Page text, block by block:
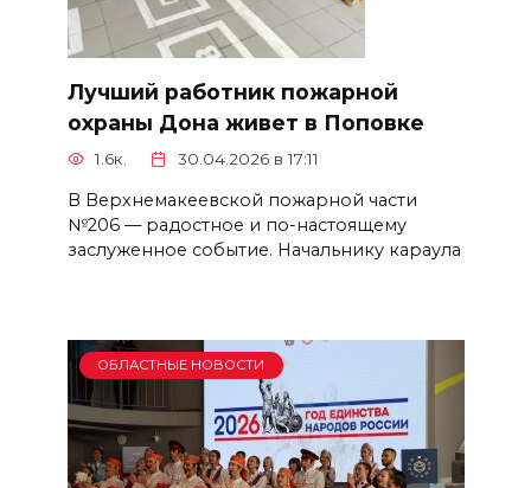
Лучший работник пожарной
охраны Дона живет в Поповке
1.6к. 30.04.2026 в 17:11
В Верхнемакеевской пожарной части
№206 — радостное и по-настоящему
заслуженное событие. Начальнику караула
ОБЛАСТНЫЕ НОВОСТИ